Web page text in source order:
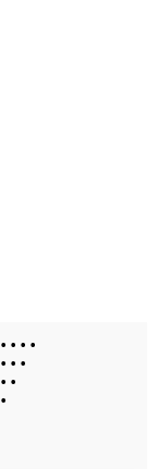
• • • •
• • •
• •
•